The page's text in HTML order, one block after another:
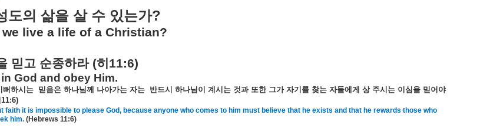
도의 삶을 살 수 있는가?
we live a life of a Christian?
믿고 순종하라(히 11:6)
God and obey Him.
뻐하시는 믿음은 하나님께 나아가는 자는 반드시 하나님이 계시는 것과 또한 그가 자기를 찾는 자들에게 상 주시는 이심을 믿어야
11:6)
faith it is impossible to please God, because anyone who comes to him must believe that he exists and that he rewards those who
him. (Hebrews 11:6)